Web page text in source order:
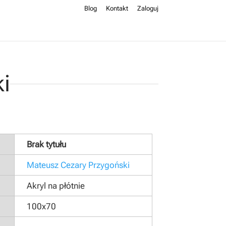
Blog Kontakt Zaloguj
Brak tytułu
Mateusz Cezary Przygoński
Akryl na płótnie
100x70